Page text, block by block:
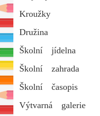
Kroužky
Družina
Školní jídelna
Školní zahrada
Školní časopis
Výtvarná galerie